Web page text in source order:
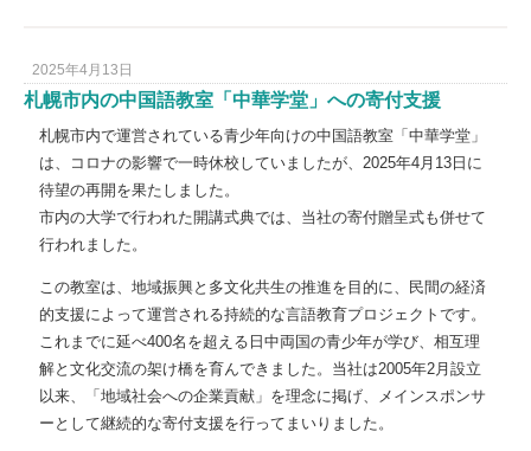
2025年4月13日
札幌市内の中国語教室「中華学堂」への寄付支援
札幌市内で運営されている青少年向けの中国語教室「中華学堂」
は、コロナの影響で一時休校していましたが、2025年4月13日に
待望の再開を果たしました。
市内の大学で行われた開講式典では、当社の寄付贈呈式も併せて
行われました。
この教室は、地域振興と多文化共生の推進を目的に、民間の経済
的支援によって運営される持続的な言語教育プロジェクトです。
これまでに延べ400名を超える日中両国の青少年が学び、相互理
解と文化交流の架け橋を育んできました。当社は2005年2月設立
以来、「地域社会への企業貢献」を理念に掲げ、メインスポンサ
ーとして継続的な寄付支援を行ってまいりました。